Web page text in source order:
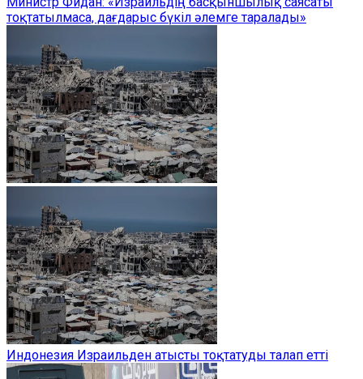
тоқтатылмаса, дағдарыс бүкіл әлемге таралады»
Индонезия Израильден атысты тоқтатуды талап етті